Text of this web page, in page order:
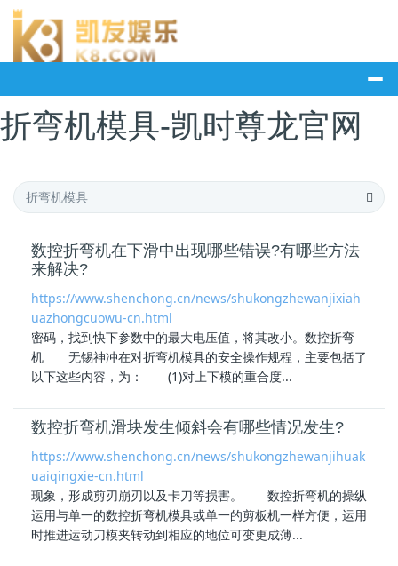
折弯机模具-凯时尊龙官网
数控折弯机在下滑中出现哪些错误?有哪些方法
来解决?
https://www.shenchong.cn/news/shukongzhewanjixiah
uazhongcuowu-cn.html
密码，找到快下参数中的最大电压值，将其改小。数控折弯
机 无锡神冲在对折弯机模具的安全操作规程，主要包括了
以下这些内容，为： (1)对上下模的重合度...
数控折弯机滑块发生倾斜会有哪些情况发生?
https://www.shenchong.cn/news/shukongzhewanjihuak
uaiqingxie-cn.html
现象，形成剪刃崩刃以及卡刀等损害。 数控折弯机的操纵
运用与单一的数控折弯机模具或单一的剪板机一样方便，运用
时推进运动刀模夹转动到相应的地位可变更成薄...